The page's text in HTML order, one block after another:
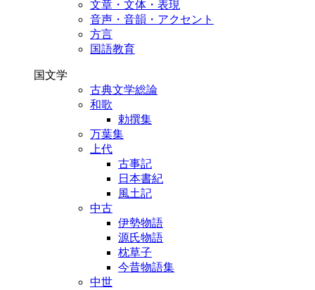
文章・文体・表現
音声・音韻・アクセント
方言
国語教育
国文学
古典文学総論
和歌
勅撰集
万葉集
上代
古事記
日本書紀
風土記
中古
伊勢物語
源氏物語
枕草子
今昔物語集
中世